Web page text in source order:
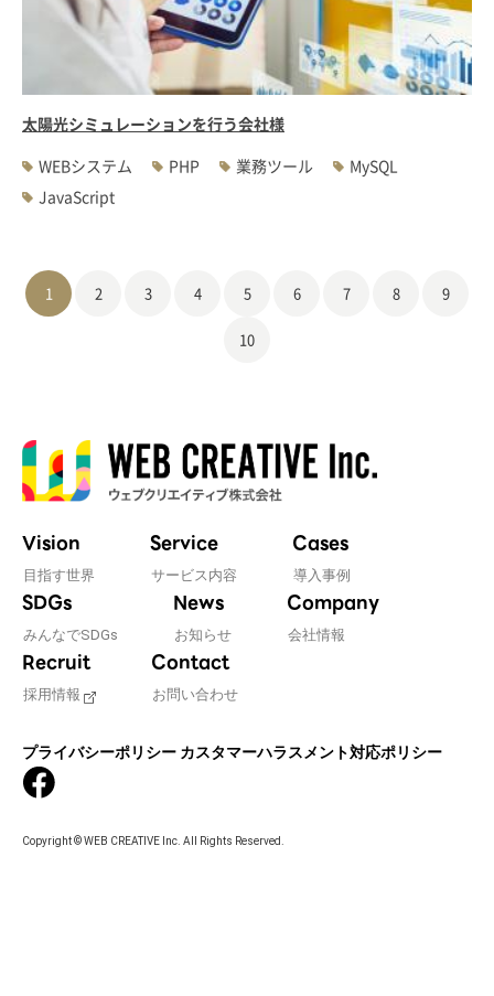
太陽光シミュレーションを行う会社様
WEBシステム
PHP 業務ツール
MySQL
JavaScript
1 2 3 4 5 6 7 8 9
10
Vision
目指す世界
Service
サービス内容
Cases
導入事例
SDGs
みんなでSDGs
News
お知らせ
Company
会社情報
Recruit
採用情報
Contact
お問い合わせ
プライバシーポリシー カスタマーハラスメント対応ポリシー
Copyright © WEB CREATIVE Inc. All Rights Reserved.